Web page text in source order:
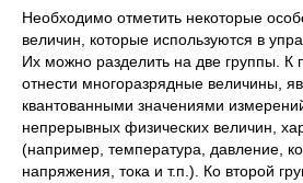
Необходимо отметить некоторые
величин, которые используются в
Их можно разделить на две группы. К
отнести многоразрядные величины,
квантованными значениями
непрерывных физических величин,
(например, температура, давление,
напряжения, тока и т.п.). Ко второй